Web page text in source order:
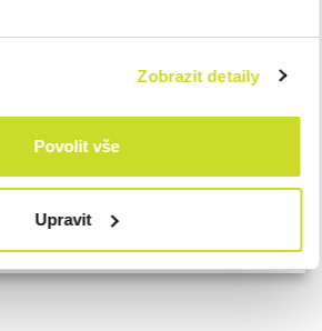
Zobrazit detaily
Povolit vše
Upravit